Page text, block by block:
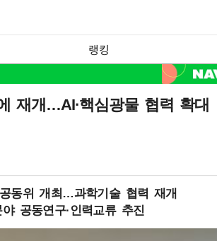
랭킹
재개…AI·핵심광물 협력 확대
동위 개최…과학기술 협력 재개
공동연구·인력교류 추진